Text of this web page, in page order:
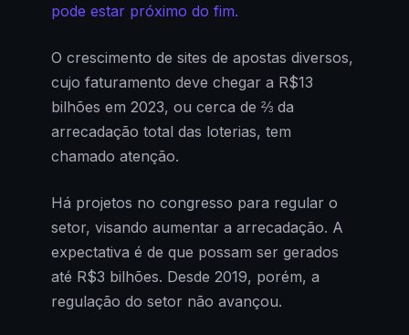
pode estar próximo do fim.
O crescimento de sites de apostas diversos,
cujo faturamento deve chegar a R$13
bilhões em 2023, ou cerca de ⅔ da
arrecadação total das loterias, tem
chamado atenção.
Há projetos no congresso para regular o
setor, visando aumentar a arrecadação. A
expectativa é de que possam ser gerados
até R$3 bilhões. Desde 2019, porém, a
regulação do setor não avançou.